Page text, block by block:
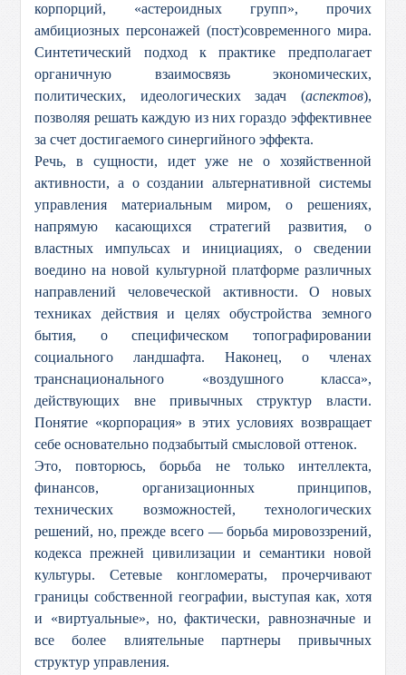
корпорций, «астероидных групп», прочих
амбициозных персонажей (пост)современного мира.
Синтетический подход к практике предполагает
органичную взаимосвязь экономических,
политических, идеологических задач (аспектов),
позволяя решать каждую из них гораздо эффективнее
за счет достигаемого синергийного эффекта.
Речь, в сущности, идет уже не о хозяйственной
активности, а о создании альтернативной системы
управления материальным миром, о решениях,
напрямую касающихся стратегий развития, о
властных импульсах и инициациях, о сведении
воедино на новой культурной платформе различных
направлений человеческой активности. О новых
техниках действия и целях обустройства земного
бытия, о специфическом топографировании
социального ландшафта. Наконец, о членах
транснационального «воздушного класса»,
действующих вне привычных структур власти.
Понятие «корпорация» в этих условиях возвращает
себе основательно подзабытый смысловой оттенок.
Это, повторюсь, борьба не только интеллекта,
финансов, организационных принципов,
технических возможностей, технологических
решений, но, прежде всего — борьба мировоззрений,
кодекса прежней цивилизации и семантики новой
культуры. Сетевые конгломераты, прочерчивают
границы собственной географии, выступая как, хотя
и «виртуальные», но, фактически, равнозначные и
все более влиятельные партнеры привычных
структур управления.